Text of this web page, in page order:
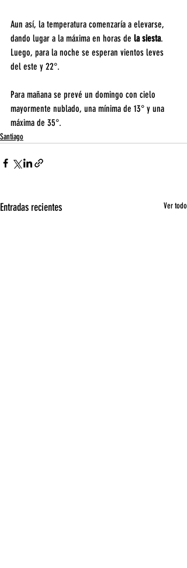
Aun así, la temperatura comenzaría a elevarse,
dando lugar a la máxima en horas de la siesta.
Luego, para la noche se esperan vientos leves
del este y 22°.
Para mañana se prevé un domingo con cielo
mayormente nublado, una mínima de 13° y una
máxima de 35°.
Santiago
Entradas recientes Ver todo